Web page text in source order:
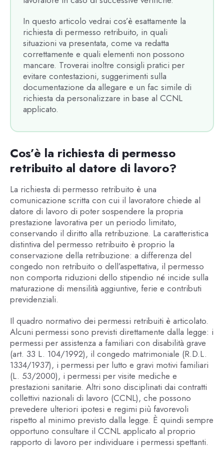
In questo articolo vedrai cos’è esattamente la
richiesta di permesso retribuito, in quali
situazioni va presentata, come va redatta
correttamente e quali elementi non possono
mancare. Troverai inoltre consigli pratici per
evitare contestazioni, suggerimenti sulla
documentazione da allegare e un fac simile di
richiesta da personalizzare in base al CCNL
applicato.
Cos’è la richiesta di permesso
retribuito al datore di lavoro?
La richiesta di permesso retribuito è una
comunicazione scritta con cui il lavoratore chiede al
datore di lavoro di poter sospendere la propria
prestazione lavorativa per un periodo limitato,
conservando il diritto alla retribuzione. La caratteristica
distintiva del permesso retribuito è proprio la
conservazione della retribuzione: a differenza del
congedo non retribuito o dell’aspettativa, il permesso
non comporta riduzioni dello stipendio né incide sulla
maturazione di mensilità aggiuntive, ferie e contributi
previdenziali.
Il quadro normativo dei permessi retribuiti è articolato.
Alcuni permessi sono previsti direttamente dalla legge: i
permessi per assistenza a familiari con disabilità grave
(art. 33 L. 104/1992), il congedo matrimoniale (R.D.L.
1334/1937), i permessi per lutto e gravi motivi familiari
(L. 53/2000), i permessi per visite mediche e
prestazioni sanitarie. Altri sono disciplinati dai contratti
collettivi nazionali di lavoro (CCNL), che possono
prevedere ulteriori ipotesi e regimi più favorevoli
rispetto al minimo previsto dalla legge. È quindi sempre
opportuno consultare il CCNL applicato al proprio
rapporto di lavoro per individuare i permessi spettanti.